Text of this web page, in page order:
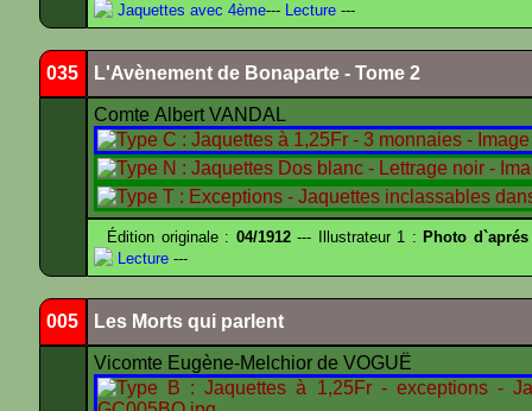
Jaquettes avec 4ème--- Lecture ---
035 L'Avènement de Bonaparte - Tome 2
Comte Albert VANDAL
Édition originale : 04/1912--- Illustrateur 1 : Photo
Lecture ---
005 Les Morts qui parlent
Vicomte Eugène-Melchior de VOGUË